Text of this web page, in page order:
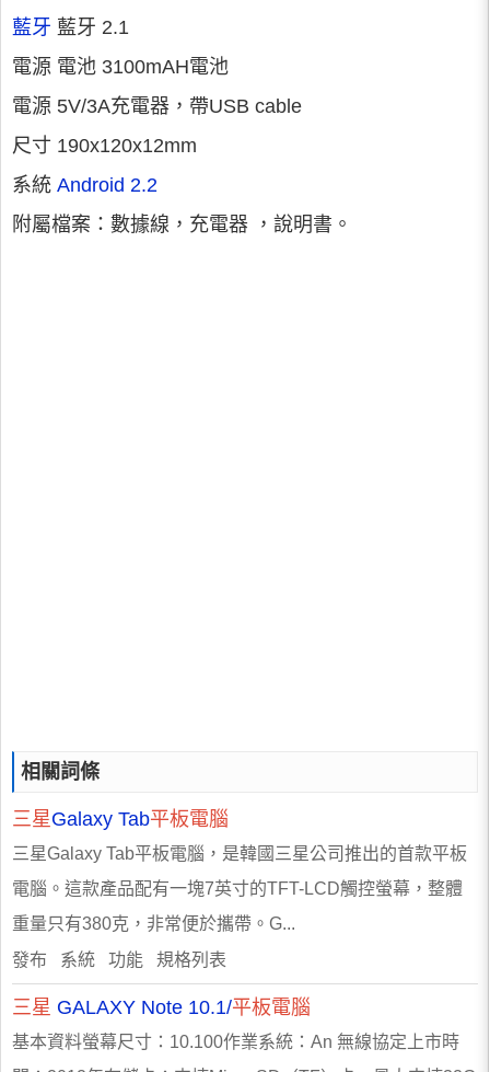
藍牙 藍牙 2.1
電源 電池 3100mAH電池
電源 5V/3A充電器，帶USB cable
尺寸 190x120x12mm
系統 Android 2.2
附屬檔案：數據線，充電器 ，說明書。
相關詞條
三星Galaxy Tab平板電腦
三星Galaxy Tab平板電腦，是韓國三星公司推出的首款平板
電腦。這款產品配有一塊7英寸的TFT-LCD觸控螢幕，整體
重量只有380克，非常便於攜帶。G...
發布 系統 功能 規格列表
三星 GALAXY Note 10.1/平板電腦
基本資料螢幕尺寸：10.100作業系統：An 無線協定上市時